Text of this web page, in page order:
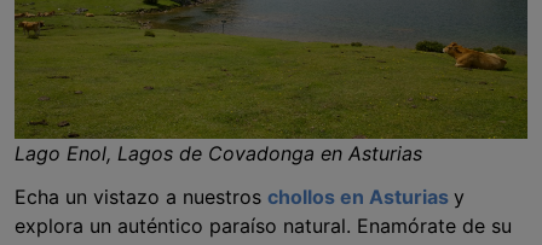
Lago Enol, Lagos de Covadonga en Asturias
Echa un vistazo a nuestros chollos en Asturias y
explora un auténtico paraíso natural. Enamórate de su